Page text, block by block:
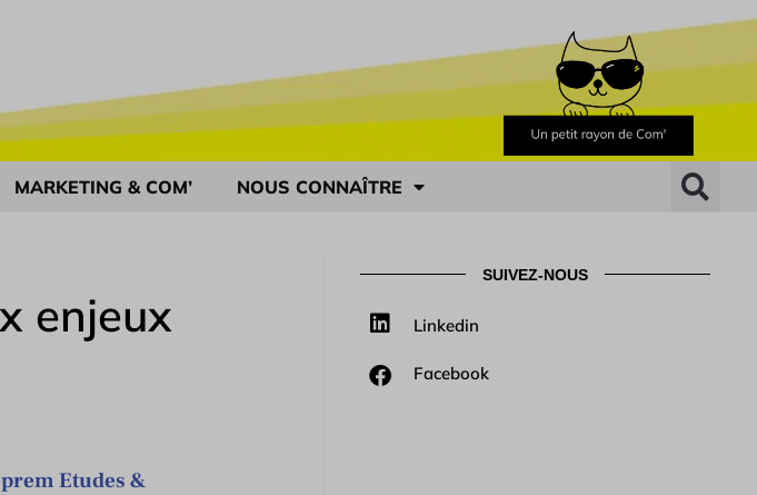
MARKETING & COM’ NOUS CONNAÎTRE
enjeux
Etudes &
SUIVEZ-NOUS
Linkedin
Facebook